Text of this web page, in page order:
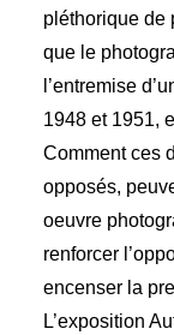
pléthorique de
que le
l’entremise
1948 et 1951,
Comment ces
opposés,
oeuvre
renforcer
encenser la
L’exposition